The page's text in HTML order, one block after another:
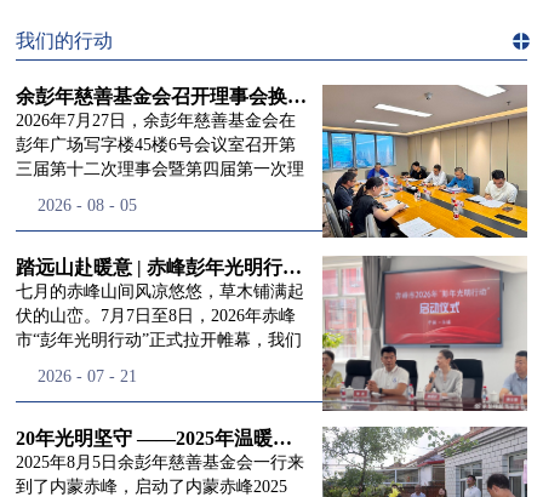
我们的行动
余彭年慈善基金会召开理事会换届会议
2026年7月27日，余彭年慈善基金会在
彭年广场写字楼45楼6号会议室召开第
三届第十二次理事会暨第四届第一次理
徐滨先生；副理事长兼秘书长彭志兵先
生、李玲辉先生、郭启兴先生及梅鑫先
生，现场列席人员:监事孙海跃先生，联
合党支部书记曾层同志。本次会议由理
事长徐滨主持，会议出席人数超过理事
换届会议严格按照基金会章程规定流程
同回顾了基金会过往任期内在助学兴
教、医疗救助、公益事业普惠等多个领
域深耕耕耘的公益历程，充分肯定了第
2026 - 08 - 05
踏远山赴暖意 | 赤峰彭年光明行动启程，入户回访接住乡亲眼底的光亮
七月的赤峰山间风凉悠悠，草木铺满起
伏的山峦。7月7日至8日，2026年赤峰
市“彭年光明行动”正式拉开帷幕，我们
土地，赴一场延续了二十一年的光明之
残联唐婷婷理事长到场参与本次启动活
动，由衷肯定了基金会坚持二十一年深
耕光明帮扶的坚守，也向长久奔走推进
2026 - 07 - 21
20年光明坚守 ——2025年温暖启程“彭年光明行动”内蒙赤峰
2025年8月5日余彭年慈善基金会一行来
到了内蒙赤峰，启动了内蒙赤峰2025
们的行
动
道>>